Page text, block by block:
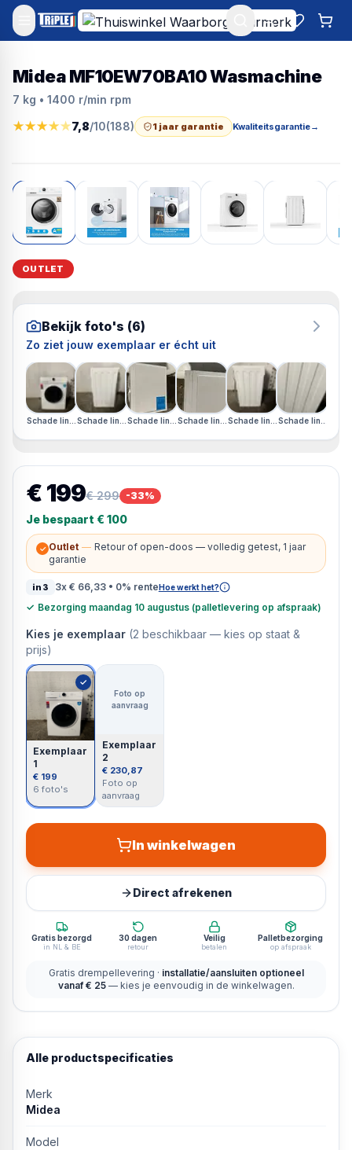
Mijn account
Midea MF10EW70BA10 Wasmachine
7 kg • 1400 r/min rpm
★★★★★7,8/10(188) 1 jaar garantie Kwaliteitsgarantie→
OUTLET
Bekijk foto's (6)
Zo ziet jouw exemplaar er écht uit
Schade linkerzijkant · Schade bovenkant · Duits Display
Schade linkerzijkant · Schade bovenkant · Duits Display
Schade linkerzijkant · Schade bovenkant · Duits Display
Schade linkerzijkant · Schade bovenkant ·
Schade linkerzijkant · Schade
Schade
€ 199€ 299 -33%
Je bespaart € 100
✓ Outlet — Retour of open-doos — volledig getest, 1 jaar
garantie
in3 3x € 66,33• 0% renteHoe werkt het?
✓ Bezorging maandag 10 augustus (palletlevering op afspraak)
Kies je exemplaar (2 beschikbaar — kies op staat &
prijs)
✓
Exemplaar
1
€ 199
6 foto's
Foto op
aanvraag
Exemplaar
2
€ 230,87
Foto op
aanvraag
In winkelwagen
Direct afrekenen
Gratis bezorgd
in NL & BE
30 dagen
retour
Veilig
betalen
Palletbezorging
op afspraak
Gratis drempellevering · installatie/aansluiten optioneel
vanaf € 25 — kies je eenvoudig in de winkelwagen.
Alle productspecificaties
Merk
Midea
Model